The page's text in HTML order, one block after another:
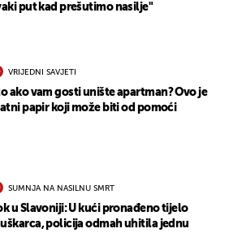
put kad prešutimo nasilje"
VRIJEDNI SAVJETI
ako vam gosti unište apartman? Ovo je
papir koji može biti od pomoći
SUMNJA NA NASILNU SMRT
u Slavoniji: U kući pronađeno tijelo
policija odmah uhitila jednu